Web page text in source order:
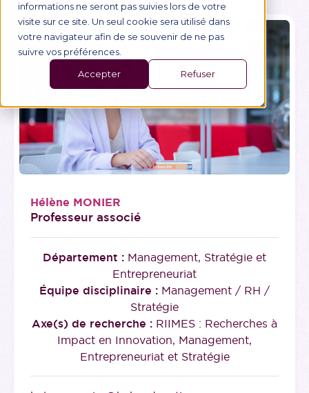
informations ne seront pas suivies lors de votre
visite sur ce site. Un seul cookie sera utilisé dans
votre navigateur afin de se souvenir de ne pas
suivre vos préférences.
Accepter Refuser
Hélène MONIER
Professeur associé
Département : Management, Stratégie et
Entrepreneuriat
Équipe disciplinaire : Management / RH /
Stratégie
Axe(s) de recherche : RIIMES : Recherches à
Impact en Innovation, Management,
Entrepreneuriat et Stratégie